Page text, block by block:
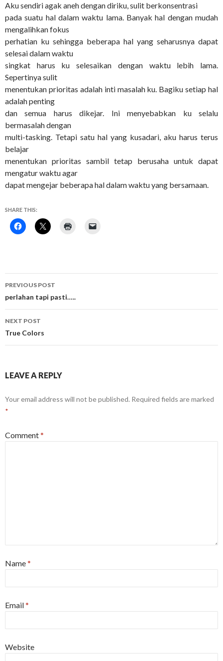
Aku sendiri agak aneh dengan diriku, sulit berkonsentrasi
pada suatu hal dalam waktu lama. Banyak hal dengan mudah
mengalihkan fokus
perhatian ku sehingga beberapa hal yang seharusnya dapat
selesai dalam waktu
singkat harus ku selesaikan dengan waktu lebih lama.
Sepertinya sulit
menentukan prioritas adalah inti masalah ku. Bagiku setiap hal
adalah penting
dan semua harus dikejar. Ini menyebabkan ku selalu
bermasalah dengan
multi-tasking. Tetapi satu hal yang kusadari, aku harus terus
belajar
menentukan prioritas sambil tetap berusaha untuk dapat
mengatur waktu agar
dapat mengejar beberapa hal dalam waktu yang bersamaan.
SHARE THIS:
Post
navigation
PREVIOUS POST
perlahan tapi pasti…..
NEXT POST
True Colors
LEAVE A REPLY
Your email address will not be published. Required fields are marked
*
Comment*
Name*
Email*
Website